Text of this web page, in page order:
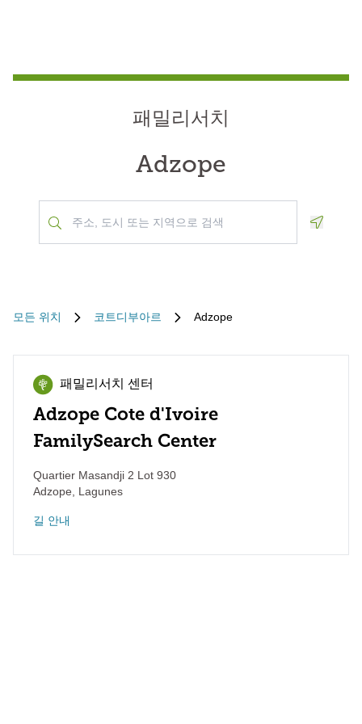
패밀리서치
Adzope
모든 위치 코트디부아르 Adzope
패밀리서치 센터
Adzope Cote d'Ivoire
FamilySearch Center
Quartier Masandji 2 Lot 930
Adzope
Lagunes
길 안내